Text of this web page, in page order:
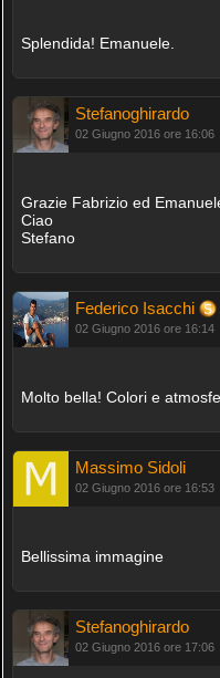
Splendida! Emanuele.
Stefanoghirardo
02 Giugno 2016 ore 16:06
Grazie Fabrizio ed
Ciao
Stefano
Federico Isacchi
02 Giugno 2016 ore 16:14
Molto bella! Colori e
Massimo Sidoli
02 Giugno 2016 ore 16:53
Bellissima immagine
Stefanoghirardo
02 Giugno 2016 ore 17:06